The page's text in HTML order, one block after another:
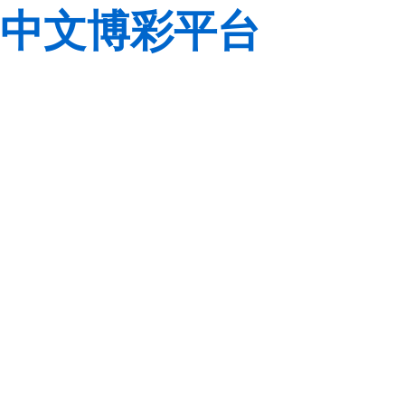
中文博彩平台